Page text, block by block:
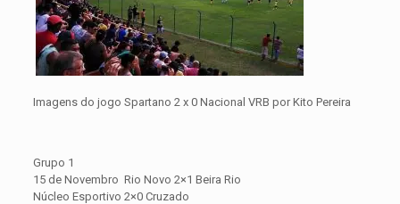
Imagens do jogo Spartano 2 x 0 Nacional VRB por Kito Pereira
Grupo 1
15 de Novembro Rio Novo 2×1 Beira Rio
Núcleo Esportivo 2×0 Cruzado